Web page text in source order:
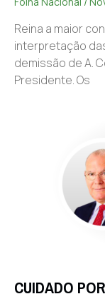
Reina a maior
interpretação
demissão de A.
Presidente. Os
CUIDADO